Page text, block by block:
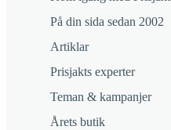
På din sida sedan 2002
Artiklar
Prisjakts experter
Teman & kampanjer
Årets butik